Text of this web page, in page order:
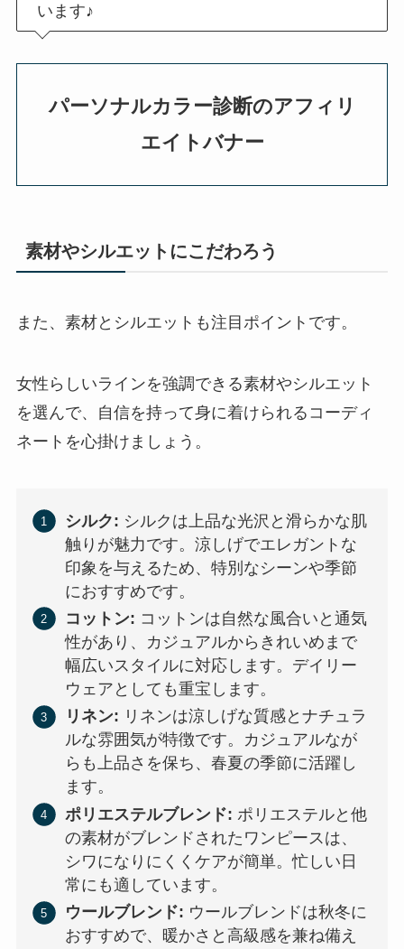
います♪
パーソナルカラー診断のアフィリ
エイトバナー
素材やシルエットにこだわろう
また、素材とシルエットも注目ポイントです。
女性らしいラインを強調できる素材やシルエット
を選んで、自信を持って身に着けられるコーディ
ネートを心掛けましょう。
シルク: シルクは上品な光沢と滑らかな肌
触りが魅力です。涼しげでエレガントな
印象を与えるため、特別なシーンや季節
におすすめです。
コットン: コットンは自然な風合いと通気
性があり、カジュアルからきれいめまで
幅広いスタイルに対応します。デイリー
ウェアとしても重宝します。
リネン: リネンは涼しげな質感とナチュラ
ルな雰囲気が特徴です。カジュアルなが
らも上品さを保ち、春夏の季節に活躍し
ます。
ポリエステルブレンド: ポリエステルと他
の素材がブレンドされたワンピースは、
シワになりにくくケアが簡単。忙しい日
常にも適しています。
ウールブレンド: ウールブレンドは秋冬に
おすすめで、暖かさと高級感を兼ね備え